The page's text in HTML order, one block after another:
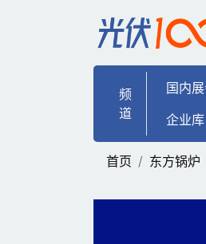
东方锅炉成功
频
道
国内
企业库
首页
东方锅炉